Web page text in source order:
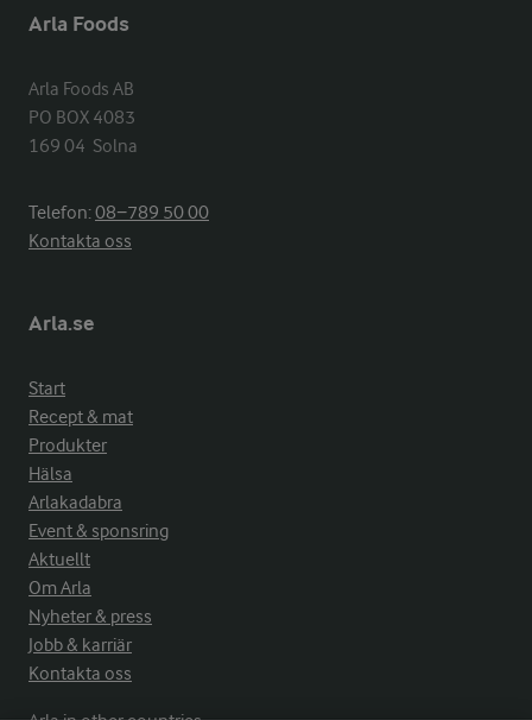
Arla Foods
Arla Foods AB
PO BOX 4083
169 04  Solna
Telefon:08−789 50 00
Kontakta oss
Arla.se
Start
Recept & mat
Produkter
Hälsa
Arlakadabra
Event & sponsring
Aktuellt
Om Arla
Nyheter & press
Jobb & karriär
Kontakta oss